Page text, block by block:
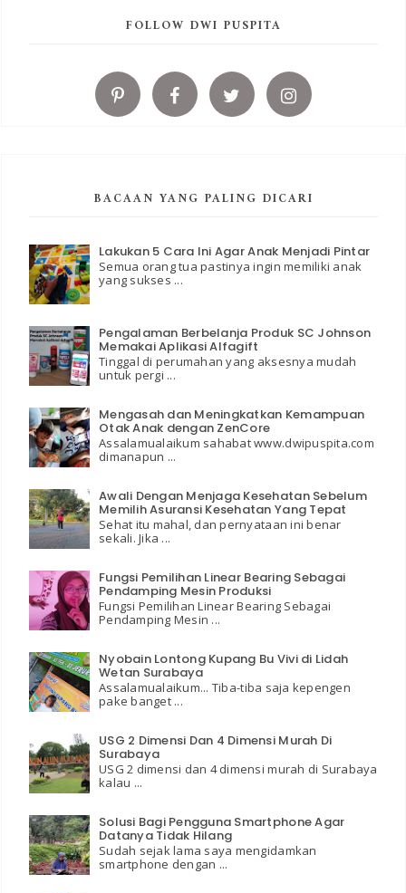
FOLLOW DWI PUSPITA
BACAAN YANG PALING DICARI
Lakukan 5 Cara Ini Agar Anak Menjadi Pintar
Semua orang tua pastinya ingin memiliki anak
yang sukses ...
Pengalaman Berbelanja Produk SC Johnson
Memakai Aplikasi Alfagift
Tinggal di perumahan yang aksesnya mudah
untuk pergi ...
Mengasah dan Meningkatkan Kemampuan
Otak Anak dengan ZenCore
Assalamualaikum sahabat www.dwipuspita.com
dimanapun ...
Awali Dengan Menjaga Kesehatan Sebelum
Memilih Asuransi Kesehatan Yang Tepat
Sehat itu mahal, dan pernyataan ini benar
sekali. Jika ...
Fungsi Pemilihan Linear Bearing Sebagai
Pendamping Mesin Produksi
Fungsi Pemilihan Linear Bearing Sebagai
Pendamping Mesin ...
Nyobain Lontong Kupang Bu Vivi di Lidah
Wetan Surabaya
Assalamualaikum... Tiba-tiba saja kepengen
pake banget ...
USG 2 Dimensi Dan 4 Dimensi Murah Di
Surabaya
USG 2 dimensi dan 4 dimensi murah di Surabaya
kalau ...
Solusi Bagi Pengguna Smartphone Agar
Datanya Tidak Hilang
Sudah sejak lama saya mengidamkan
smartphone dengan ...